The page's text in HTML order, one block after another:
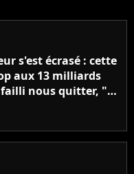
s'est écrasé : cette
aux 13 milliards
nous quitter, "Je
jamais chanter"